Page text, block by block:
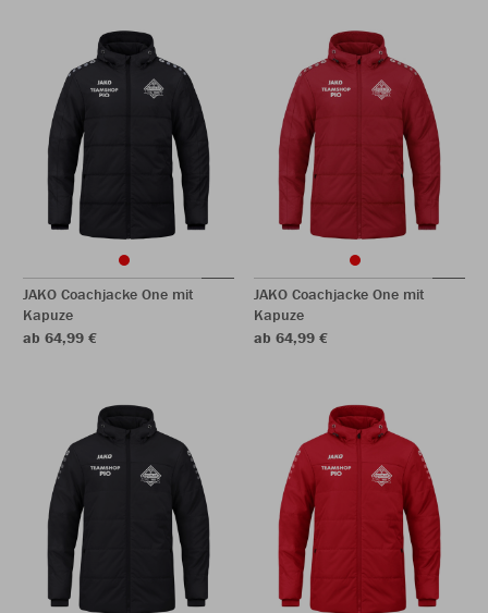
JAKO Coachjacke One mit
Kapuze
ab 64,99 €
JAKO Coachjacke One mit
Kapuze
ab 64,99 €